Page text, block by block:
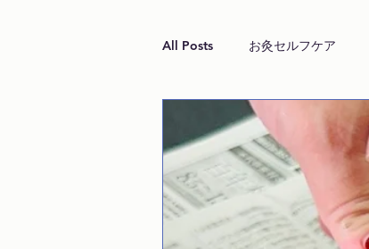
All Posts お灸セルフケア